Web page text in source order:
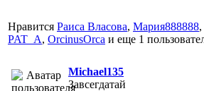
Нравится Раиса Власова, Мария888888,
PAT_A, ОrcinusОrca и еще 1
Michael135
Завсегдатай